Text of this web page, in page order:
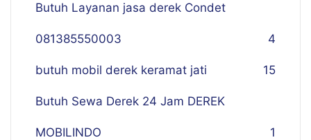
Butuh Layanan jasa derek Condet
081385550003 4
butuh mobil derek keramat jati 15
Butuh Sewa Derek 24 Jam DEREK
MOBILINDO 1